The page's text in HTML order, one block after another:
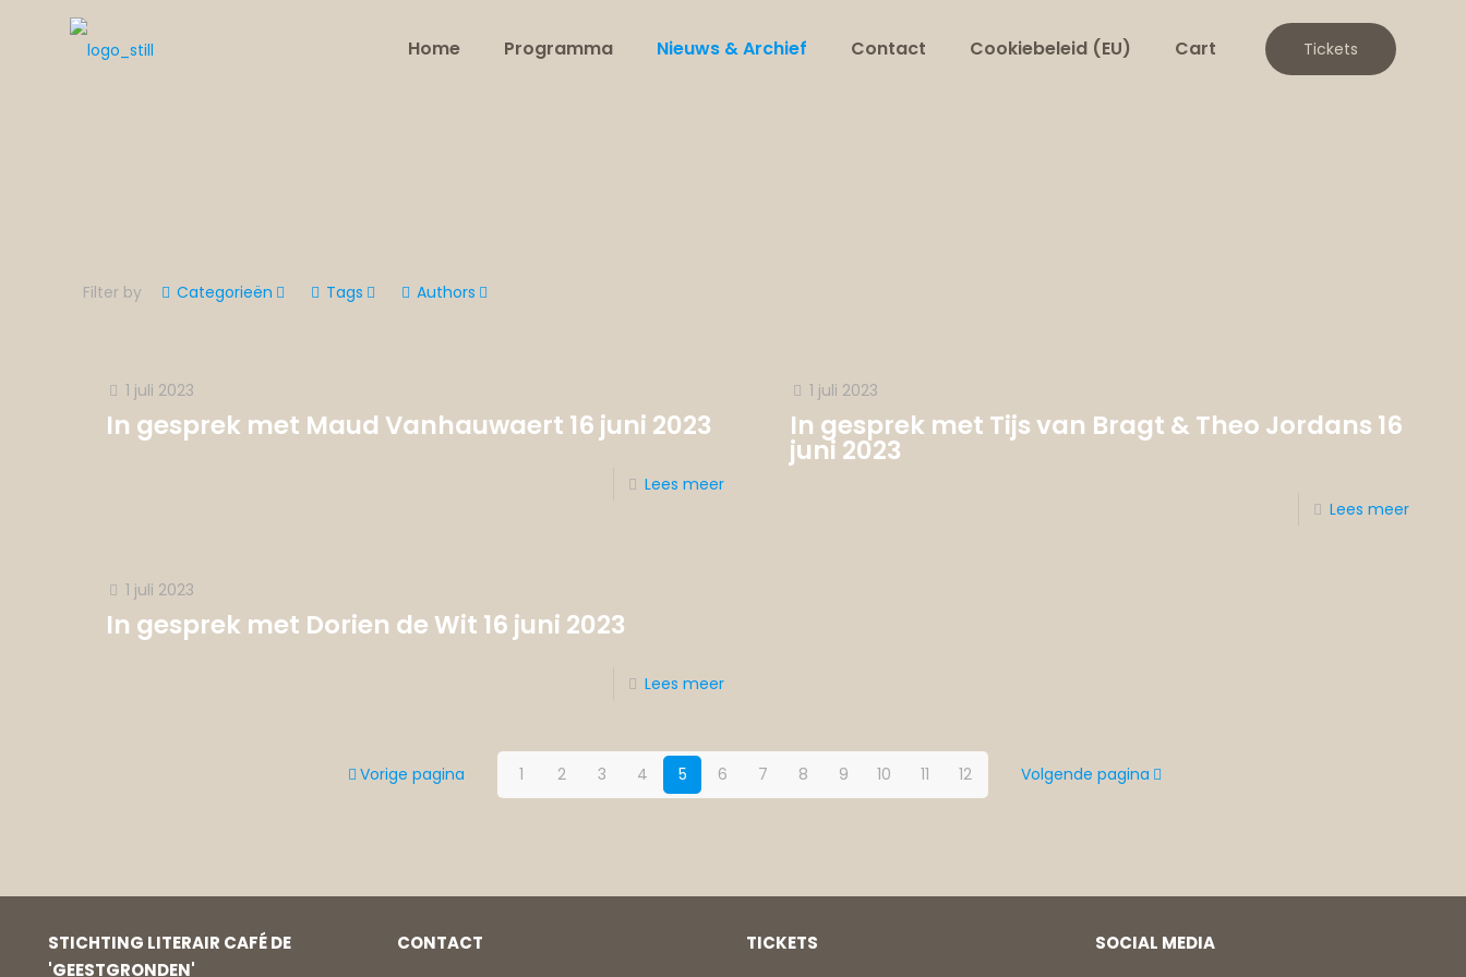
Home Programma Nieuws & Archief Contact Cookiebeleid (EU) Cart Tickets
Filter by Categorieën Tags Authors
1 juli 2023
In gesprek met Maud Vanhauwaert 16 juni 2023
Lees meer
1 juli 2023
In gesprek met Tijs van Bragt & Theo Jordans 16
juni 2023
Lees meer
1 juli 2023
In gesprek met Dorien de Wit 16 juni 2023
Lees meer
Vorige pagina 1 2 3 4 5 6 7 8 9 10 11 12 Volgende pagina
STICHTING LITERAIR CAFÉ DE
'GEESTGRONDEN'
CONTACT TICKETS SOCIAL MEDIA